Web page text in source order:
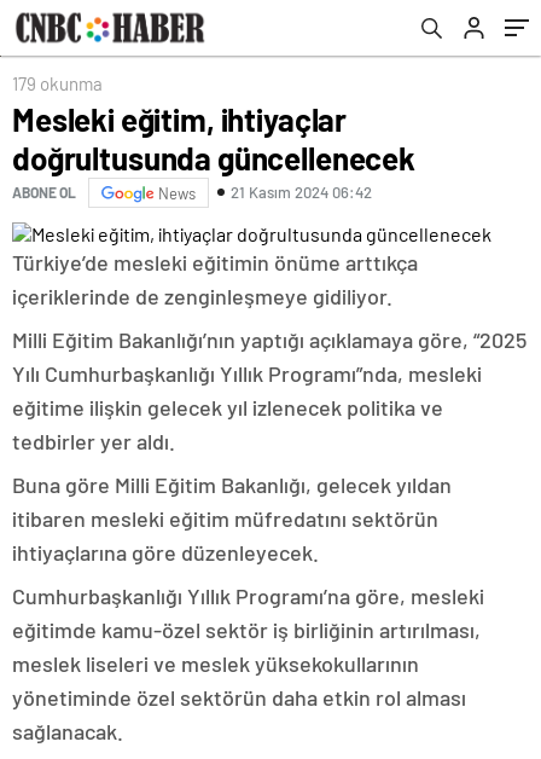
179 okunma
Mesleki eğitim, ihtiyaçlar
doğrultusunda güncellenecek
ABONE OL News 21 Kasım 2024 06:42
Türkiye’de mesleki eğitimin önüme arttıkça
içeriklerinde de zenginleşmeye gidiliyor.
Milli Eğitim Bakanlığı’nın yaptığı açıklamaya göre, “2025
Yılı Cumhurbaşkanlığı Yıllık Programı”nda, mesleki
eğitime ilişkin gelecek yıl izlenecek politika ve
tedbirler yer aldı.
Buna göre Milli Eğitim Bakanlığı, gelecek yıldan
itibaren mesleki eğitim müfredatını sektörün
ihtiyaçlarına göre düzenleyecek.
Cumhurbaşkanlığı Yıllık Programı’na göre, mesleki
eğitimde kamu-özel sektör iş birliğinin artırılması,
meslek liseleri ve meslek yüksekokullarının
yönetiminde özel sektörün daha etkin rol alması
sağlanacak.